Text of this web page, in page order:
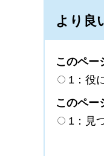
より良
このペー
1：役
このペー
1：見